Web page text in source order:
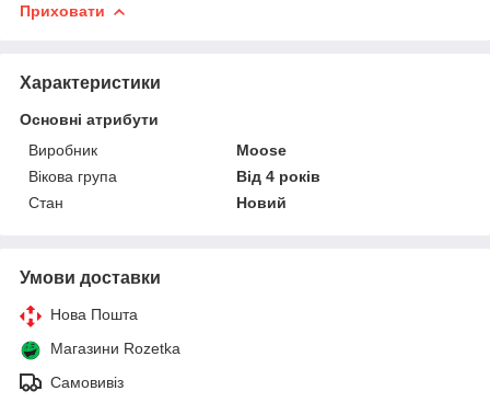
Приховати
Характеристики
Основні атрибути
Виробник
Moose
Вікова група
Від 4 років
Стан
Новий
Умови доставки
Нова Пошта
Магазини Rozetka
Самовивіз